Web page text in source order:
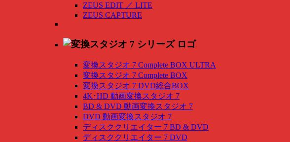
ZEUS EDIT ／ LITE
ZEUS CAPTURE
変換スタジオ 7 Complete BOX ULTRA
変換スタジオ 7 Complete BOX
変換スタジオ 7 DVD総合BOX
4K･HD 動画変換スタジオ 7
BD & DVD 動画変換スタジオ 7
DVD 動画変換スタジオ 7
ディスククリエイター 7 BD & DVD
ディスククリエイター 7 DVD